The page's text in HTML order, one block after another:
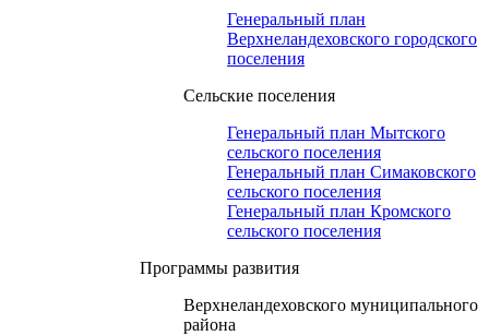
Генеральный план
Верхнеландеховского городского
поселения
Сельские поселения
Генеральный план Мытского
сельского поселения
Генеральный план Симаковского
сельского поселения
Генеральный план Кромского
сельского поселения
Программы развития
Верхнеландеховского муниципального
района